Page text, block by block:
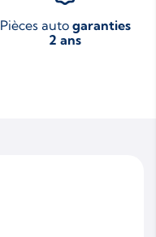
Pièces auto garanties
2 ans